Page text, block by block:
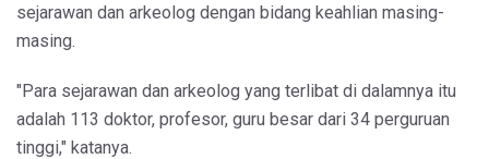
sejarawan dan arkeolog dengan bidang keahlian masing-
masing.
"Para sejarawan dan arkeolog yang terlibat di dalamnya itu
adalah 113 doktor, profesor, guru besar dari 34 perguruan
tinggi," katanya.